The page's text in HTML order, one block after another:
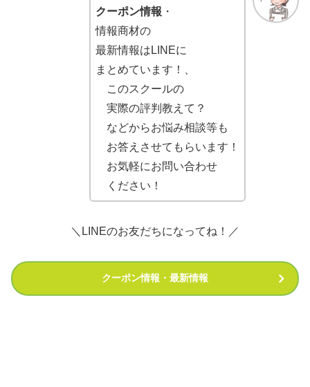
クーポン情報 ・
情報商材の
最新情報はLINEに
まとめています！、
このスクールの
実際の評判教えて？
などからお悩み相談等も
お答えさせてもらいます！
お気軽にお問い合わせ
ください！
＼LINEのお友だちになってね！／
クーポン情報・最新情報